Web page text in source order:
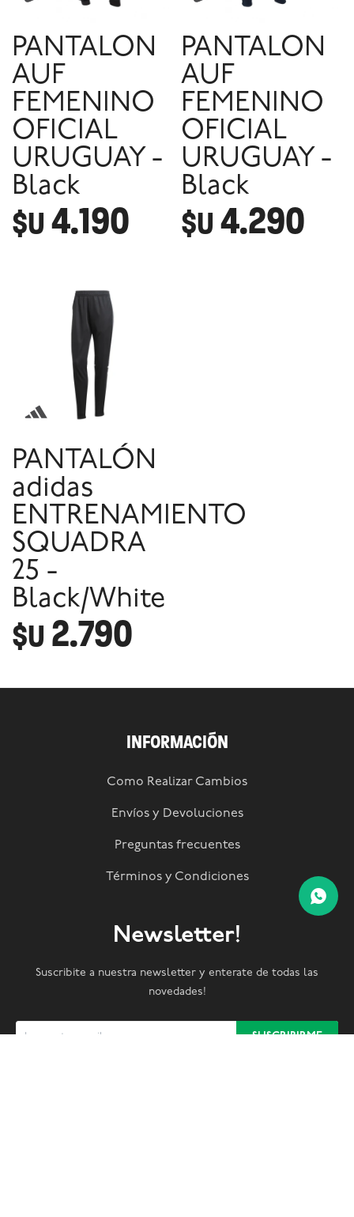
PANTALON
AUF
FEMENINO
OFICIAL
URUGUAY -
Black
$U 4.190
PANTALON
AUF
FEMENINO
OFICIAL
URUGUAY -
Black
$U 4.290
PANTALÓN
adidas
ENTRENAMIENTO
SQUADRA
25 -
Black/White
$U 2.790
INFORMACIÓN
Como Realizar Cambios
Envíos y Devoluciones
Preguntas frecuentes
Términos y Condiciones
Newsletter!
Suscribite a nuestra newsletter y enterate de todas las
novedades!
SUSCRIBIRME